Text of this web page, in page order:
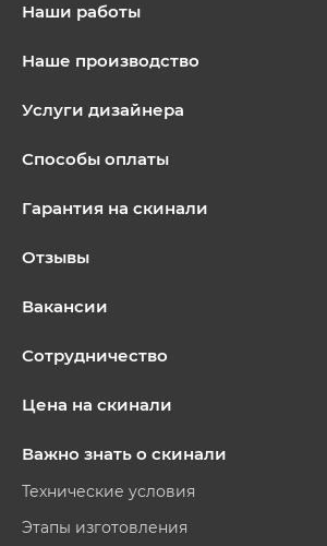
Наши работы
Наше производство
Услуги дизайнера
Способы оплаты
Гарантия на скинали
Отзывы
Вакансии
Сотрудничество
Цена на скинали
Важно знать о скинали
Технические условия
Этапы изготовления